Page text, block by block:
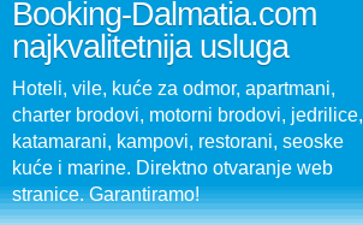
Booking-Dalmatia.com
najkvalitetnija usluga
Hoteli, vile, kuće za odmor, apartmani,
charter brodovi, motorni brodovi, jedrilice,
katamarani, kampovi, restorani, seoske
kuće i marine. Direktno otvaranje web
stranice. Garantiramo!